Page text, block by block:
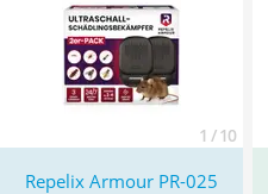
1 / 10
Repelix Armour PR-025